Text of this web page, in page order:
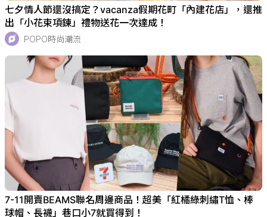
七夕情人節還沒搞定？vacanza假期花町「內建花店」，還推
出「小花束項鍊」禮物送花一次達成！
POPO時尚潮流
7-11開賣BEAMS聯名周邊商品！超美「紅橘綠刺繡T恤、棒
球帽、長襪」巷口小7就買得到！